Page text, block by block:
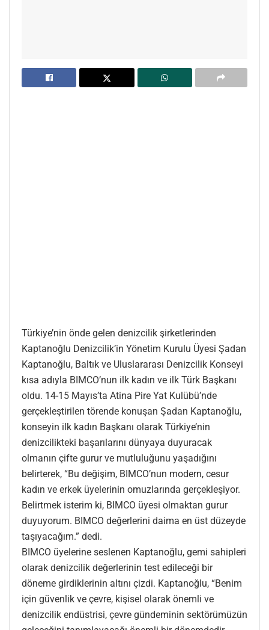
Türkiye’nin önde gelen denizcilik şirketlerinden
Kaptanoğlu Denizcilik’in Yönetim Kurulu Üyesi Şadan
Kaptanoğlu, Baltık ve Uluslararası Denizcilik Konseyi
kısa adıyla BIMCO’nun ilk kadın ve ilk Türk Başkanı
oldu. 14-15 Mayıs’ta Atina Pire Yat Kulübü’nde
gerçekleştirilen törende konuşan Şadan Kaptanoğlu,
konseyin ilk kadın Başkanı olarak Türkiye’nin
denizcilikteki başarılarını dünyaya duyuracak
olmanın çifte gurur ve mutluluğunu yaşadığını
belirterek, “Bu değişim, BIMCO’nun modern, cesur
kadın ve erkek üyelerinin omuzlarında gerçekleşiyor.
Belirtmek isterim ki, BIMCO üyesi olmaktan gurur
duyuyorum. BIMCO değerlerini daima en üst düzeyde
taşıyacağım.” dedi.
BIMCO üyelerine seslenen Kaptanoğlu, gemi sahipleri
olarak denizcilik değerlerinin test edileceği bir
döneme girdiklerinin altını çizdi. Kaptanoğlu, “Benim
için güvenlik ve çevre, kişisel olarak önemli ve
denizcilik endüstrisi, çevre gündeminin sektörümüzün